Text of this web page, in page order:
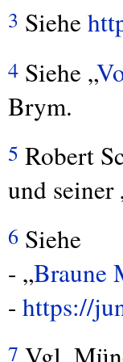
3 Siehe
4 Siehe „
Brym.
5 Robert
und seiner
6 Siehe
- „Braune
- https://
7